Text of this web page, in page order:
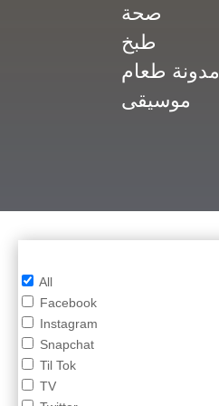
صحة
طبخ
مدونة طعام
موسيقى
All
Facebook
Instagram
Snapchat
Til Tok
TV